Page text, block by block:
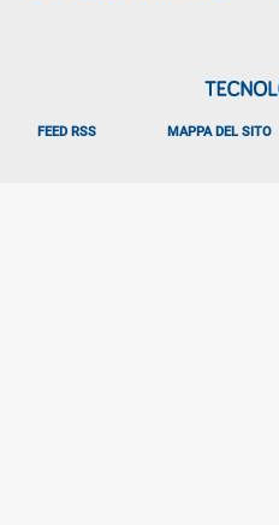
FEED RSS MAPPA DEL SITO